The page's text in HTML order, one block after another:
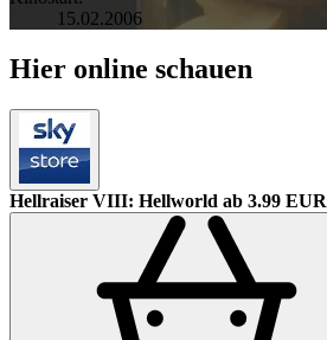
15.02.2006
Hier online schauen
Hellraiser VIII: Hellworld ab 3.99 EUR